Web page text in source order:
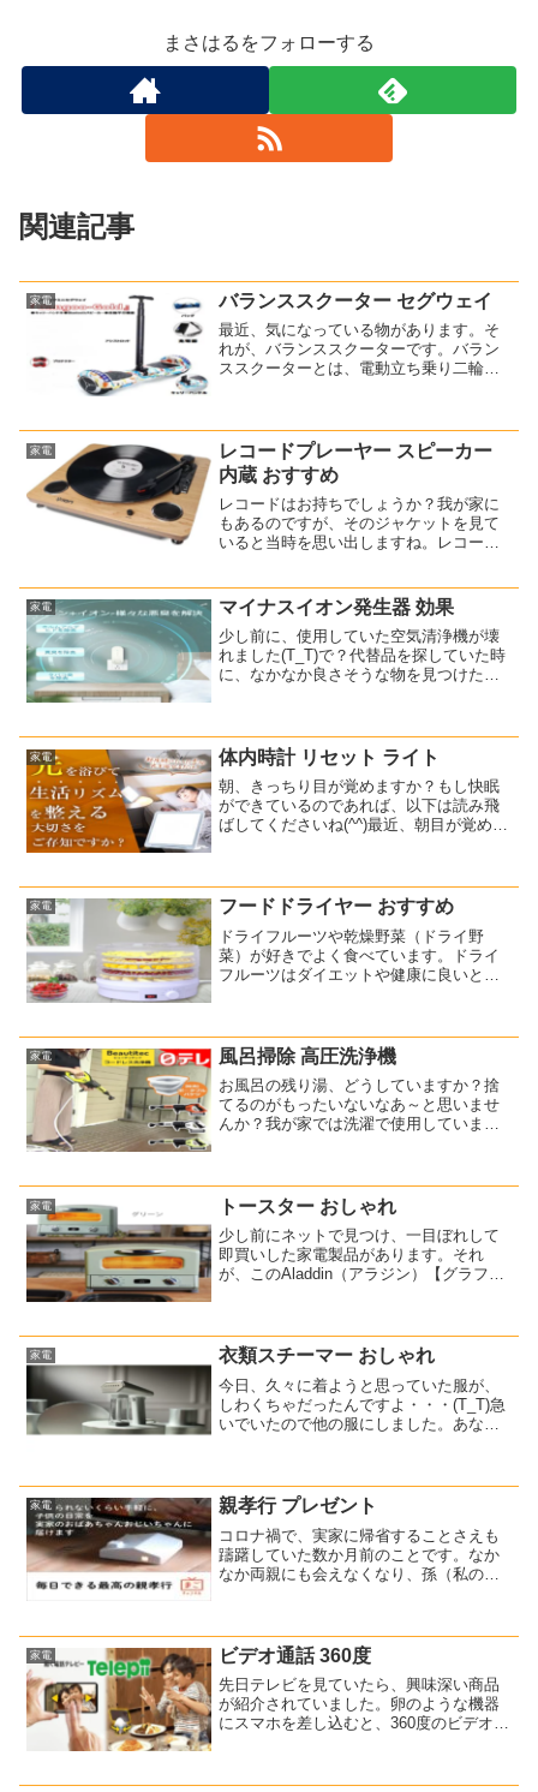
まさはるをフォローする
関連記事
家電 バランススクーター セグウェイ
最近、気になっている物があります。そ
れが、バランススクーターです。バラン
ススクーターとは、電動立ち乗り二輪車
によっては、セグウエイのようなハンド
ル（アシストロッド）も付...
家電
レコードプレーヤー スピーカー
内蔵 おすすめ
レコードはお持ちでしょうか？我が家に
もあるのですが、そのジャケットを見て
いると当時を思い出しますね。レコード
で、レコードプレーヤーを買っちゃいま
した!(^^)!これです↓...
家電 マイナスイオン発生器 効果
少し前に、使用していた空気清浄機が壊
れました(T_T)で？代替品を探していた時
に、なかなか良さそうな物を見つけたん
す。⇒ マイナスイオン ミニ空気清浄機
ね？安いですよね...
家電 体内時計 リセット ライト
朝、きっちり目が覚めますか？もし快眠
ができているのであれば、以下は読み飛
ばしてくださいね(^^)最近、朝目が覚めて
ています。仕事の関...
家電 フードドライヤー おすすめ
ドライフルーツや乾燥野菜（ドライ野
菜）が好きでよく食べています。ドライ
フルーツはダイエットや健康に良いと言
う・・・そんなことを思っていたら...
家電 風呂掃除 高圧洗浄機
お風呂の残り湯、どうしていますか？捨
てるのがもったいないなあ～と思いませ
んか？我が家では洗濯で使用しています
圧洗浄機で吸い上げて風呂掃除をしてい
る動画を見ました。この高...
家電 トースター おしゃれ
少し前にネットで見つけ、一目ぼれして
即買いした家電製品があります。それ
が、このAladdin（アラジン）【グラファ
ル＆トースタークラシックで丸みを帯び
たデザイ...
家電 衣類スチーマー おしゃれ
今日、久々に着ようと思っていた服が、
しわくちゃだったんですよ・・・(T_T)急
いでいたので他の服にしました。あなた
ど、すぐ着たいのに...
家電 親孝行 プレゼント
コロナ禍で、実家に帰省することさえも
躊躇していた数か月前のことです。なか
なか両親にも会えなくなり、孫（私の
ンネル」です。離れて暮らし...
家電 ビデオ通話 360度
先日テレビを見ていたら、興味深い商品
が紹介されていました。卵のような機器
にスマホを差し込むと、360度のビデオ通
のような機器とは、この【動く電話テレ